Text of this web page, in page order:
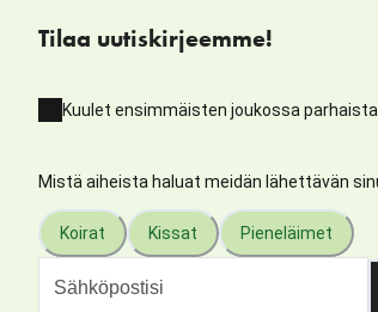
Tilaa uutiskirjeemme!
Kuulet ensimmäisten joukossa
Mistä aiheista haluat meidän lähettävän
Koirat Kissat Pieneläimet